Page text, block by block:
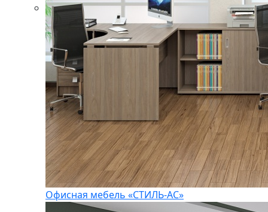
Офисная мебель «СТИЛЬ-АС»